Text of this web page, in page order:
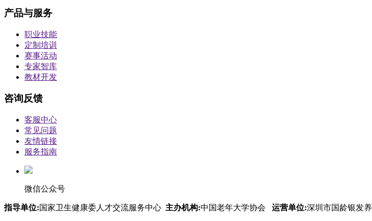
产品与服务
职业技能
定制培训
赛事活动
专家智库
教材开发
咨询反馈
客服中心
常见问题
友情链接
服务指南
微信公众号
指导单位:国家卫生健康委人才交流服务中心 主办机构:中国老年大学协会 运营单位:深圳市国龄银发